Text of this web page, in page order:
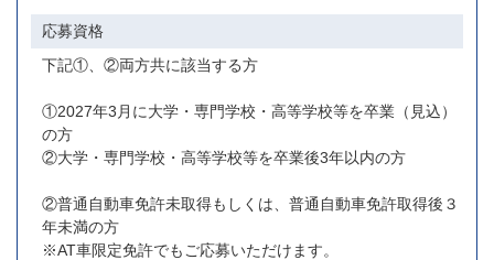
応募資格
下記①、②両方共に該当する方
①2027年3月に大学・専門学校・高等学校等を卒業（見込）
の方
②大学・専門学校・高等学校等を卒業後3年以内の方
②普通自動車免許未取得もしくは、普通自動車免許取得後３
年未満の方
※AT車限定免許でもご応募いただけます。